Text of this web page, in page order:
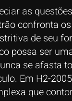
as
confronta
de seu
possa ser
se afasta
Em H2-
que